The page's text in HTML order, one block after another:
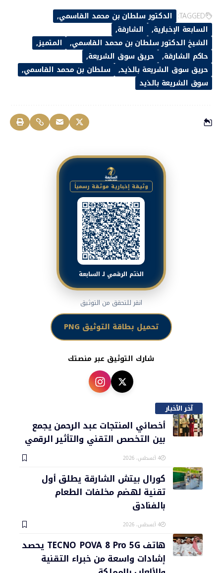
TAGGED: الدكتور سلطان بن محمد القاسمي
السابعة الإخبارية
الشارقة
الشيخ الدكتور سلطان بن محمد القاسمي
المتميز
حاكم الشارقة
حريق سوق الشريعة
حريق سوق الشريعة بالذيد
سلطان بن محمد القاسمي
سوق الشريعة بالذيد
وثيقة إخبارية موثقة رسمياً
الختم الرقمي لـ السابعة
انقر للتحقق من التوثيق
تحميل بطاقة التوثيق PNG
شارك التوثيق عبر منصتك
آخر الأخبار
أخصائي المنتجات عبد الرحمن يجمع
بين التخصص التقني والتأثير الرقمي
4 أغسطس، 2026
كورال بيتش الشارقة يطلق أول
تقنية لهضم مخلفات الطعام
بالفنادق
4 أغسطس، 2026
هاتف TECNO POVA 8 Pro 5G يحصد
إشادات واسعة من خبراء التقنية